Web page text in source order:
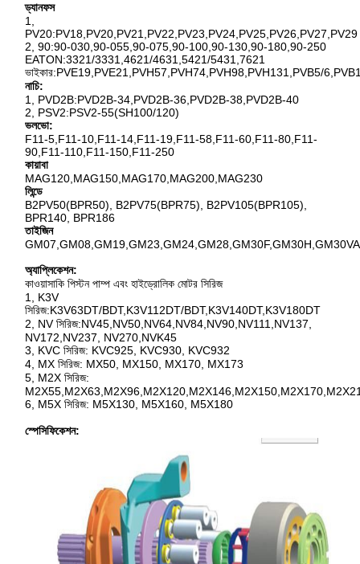
ড্যানফস
1,
PV20:PV18,PV20,PV21,PV22,PV23,PV24,PV25,PV26,PV27,PV29
2, 90:90-030,90-055,90-075,90-100,90-130,90-180,90-250
EATON:3321/3331,4621/4631,5421/5431,7621
ভাইকার:PVE19,PVE21,PVH57,PVH74,PVH98,PVH131,PVB5/
নাচি:
1, PVD2B:PVD2B-34,PVD2B-36,PVD2B-38,PVD2B-40
2, PSV2:PSV2-55(SH100/120)
ভলভো:
F11-5,F11-10,F11-14,F11-19,F11-58,F11-60,F11-80,F11-
90,F11-110,F11-150,F11-250
কায়াবা
MAG120,MAG150,MAG170,MAG200,MAG230
লিন্ডে
B2PV50(BPR50), B2PV75(BPR75), B2PV105(BPR105),
BPR140, BPR186
তাইজিন
অ্যাপ্লিকেশন:
কাওয়াসাকি পিস্টন পাম্প এবং হাইড্রোলিক মোটর সিরিজ
1, K3V
সিরিজ:K3V63DT/BDT,K3V112DT/BDT,K3V140DT,K3V180DT
2, NV সিরিজ:NV45,NV50,NV64,NV84,NV90,NV111,NV137,
NV172,NV237, NV270,NVK45
3, KVC সিরিজ: KVC925, KVC930, KVC932
4, MX সিরিজ: MX50, MX150, MX170, MX173
5, M2X সিরিজ:
6, M5X সিরিজ: M5X130, M5X160, M5X180
স্পেসিফিকেশন: